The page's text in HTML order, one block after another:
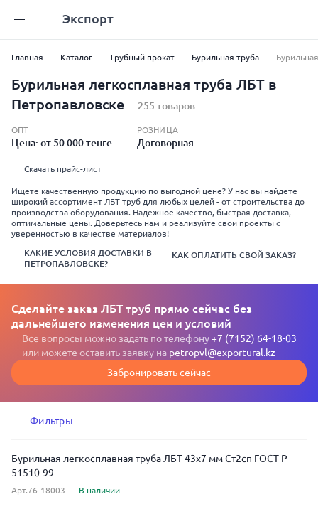
Экспорт
Главная Каталог Трубный прокат Бурильная труба
Бурильная легкосплавная труба ЛБТ в
Петропавловске
255 товаров
ОПТ
Цена: от 50 000 тенге
РОЗНИЦА
Договорная
Скачать прайс-лист
Ищете качественную продукцию по выгодной цене? У нас вы найдете
широкий ассортимент ЛБТ труб для любых целей - от строительства до
производства оборудования. Надежное качество, быстрая доставка,
оптимальные цены. Доверьтесь нам и реализуйте свои проекты с
уверенностью в качестве материалов!
КАКИЕ УСЛОВИЯ ДОСТАВКИ В
ПЕТРОПАВЛОВСКЕ?
КАК ОПЛАТИТЬ СВОЙ ЗАКАЗ?
Сделайте заказ ЛБТ труб прямо сейчас без
дальнейшего изменения цен и условий
Все вопросы можно задать по телефону+7 (7152) 64-18-03
или можете оставить заявку на petropvl@exportural.kz
Забронировать сейчас
Фильтры
Бурильная легкосплавная труба ЛБТ 43x7 мм Ст2сп ГОСТ Р
51510-99
Арт.76-18003 В наличии